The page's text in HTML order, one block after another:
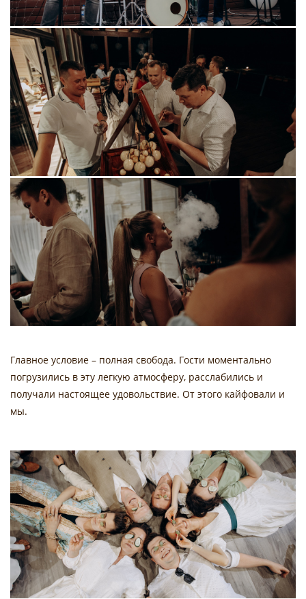
Главное условие – полная свобода. Гости моментально
погрузились в эту легкую атмосферу, расслабились и
получали настоящее удовольствие. От этого кайфовали и
мы.